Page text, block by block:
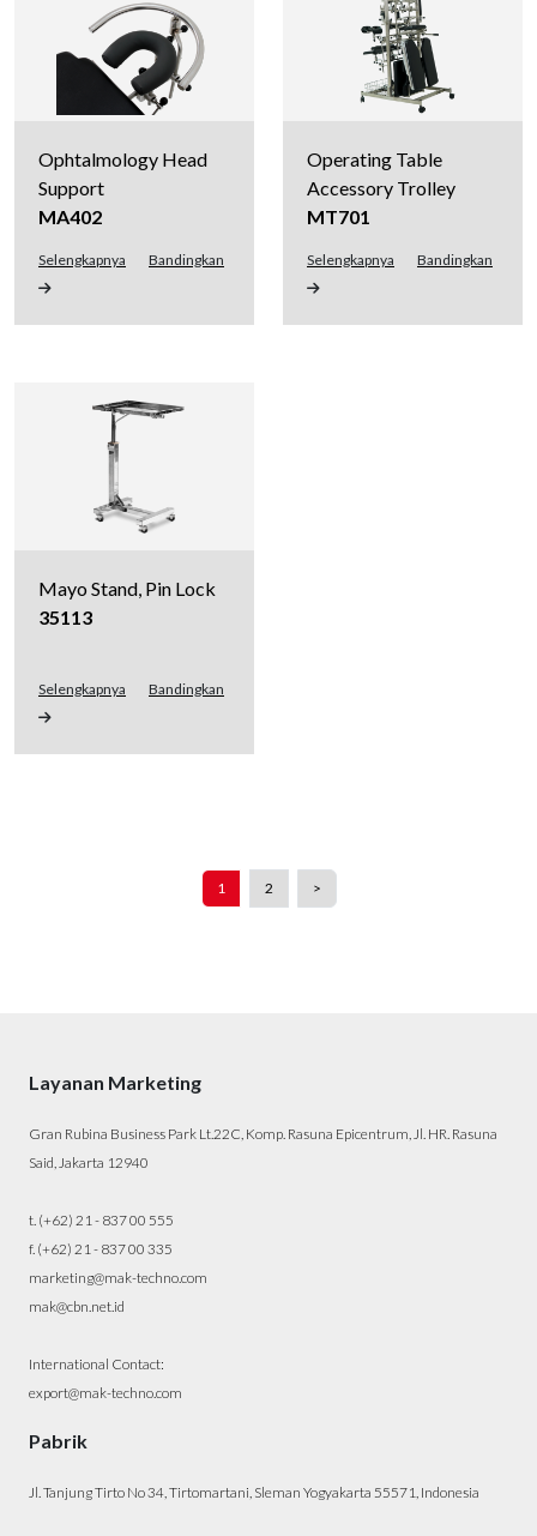
Ophtalmology Head
Support
MA402
Selengkapnya Bandingkan
Operating Table
Accessory Trolley
MT701
Selengkapnya Bandingkan
Mayo Stand, Pin Lock
35113
Selengkapnya Bandingkan
1 2 >
Layanan Marketing
Gran Rubina Business Park Lt.22C, Komp. Rasuna Epicentrum, Jl. HR. Rasuna
Said, Jakarta 12940
t. (+62) 21 - 837 00 555
f. (+62) 21 - 837 00 335
marketing@mak-techno.com
mak@cbn.net.id
International Contact:
export@mak-techno.com
Pabrik
Jl. Tanjung Tirto No 34, Tirtomartani, Sleman Yogyakarta 55571, Indonesia